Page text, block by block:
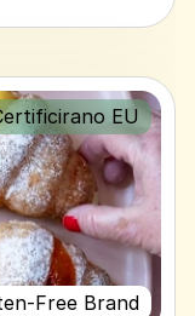
Free Brand
EU